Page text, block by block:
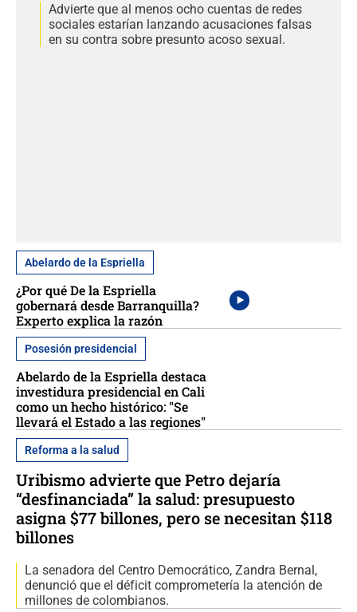
Advierte que al menos ocho cuentas de redes
sociales estarían lanzando acusaciones falsas
en su contra sobre presunto acoso sexual.
Abelardo de la Espriella
¿Por qué De la Espriella
gobernará desde Barranquilla?
Experto explica la razón
Posesión presidencial
Abelardo de la Espriella destaca
investidura presidencial en Cali
como un hecho histórico: "Se
llevará el Estado a las regiones"
Reforma a la salud
Uribismo advierte que Petro dejaría
“desfinanciada” la salud: presupuesto
asigna $77 billones, pero se necesitan $118
billones
La senadora del Centro Democrático, Zandra Bernal,
denunció que el déficit comprometería la atención de
millones de colombianos.